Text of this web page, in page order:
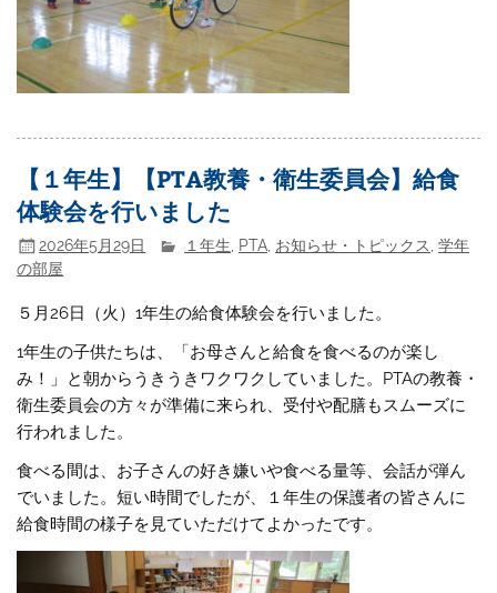
【１年生】【PTA教養・衛生委員会】給食
体験会を行いました
2026年5月29日 １年生 PTA お知らせ・トピックス ,学年
の部屋
５月26日（火）1年生の給食体験会を行いました。
1年生の子供たちは、「お母さんと給食を食べるのが楽し
み！」と朝からうきうきワクワクしていました。PTAの教養・
衛生委員会の方々が準備に来られ、受付や配膳もスムーズに
行われました。
食べる間は、お子さんの好き嫌いや食べる量等、会話が弾ん
でいました。短い時間でしたが、１年生の保護者の皆さんに
給食時間の様子を見ていただけてよかったです。